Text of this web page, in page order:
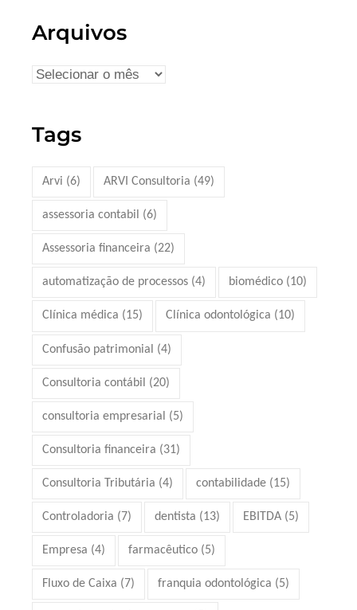
Arquivos
Tags
Arvi (6) ARVI Consultoria (49)
assessoria contabil (6)
Assessoria financeira (22)
automatização de processos (4) biomédico (10)
Clínica médica (15) Clínica odontológica (10)
Confusão patrimonial (4)
Consultoria contábil (20)
consultoria empresarial (5)
Consultoria financeira (31)
Consultoria Tributária (4) contabilidade (15)
Controladoria (7) dentista (13) EBITDA (5)
Empresa (4) farmacêutico (5)
Fluxo de Caixa (7) franquia odontológica (5)